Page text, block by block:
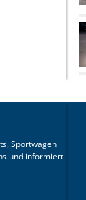
, Sportwagen
und informiert